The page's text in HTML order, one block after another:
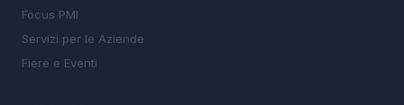
Focus PMI
Servizi per le Aziende
Fiere e Eventi